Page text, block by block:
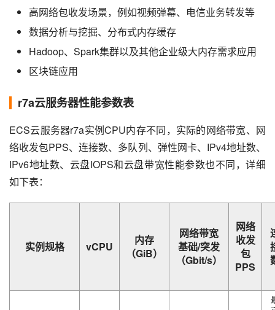
高网络包收发场景，例如视频弹幕、电信业务转发等
数据分析与挖掘、分布式内存缓存
Hadoop、Spark集群以及其他企业级大内存需求应用
区块链应用
r7a云服务器性能参数表
ECS云服务器r7a实例CPU内存不同，实际的网络带宽、网
络收发包PPS、连接数、多队列、弹性网卡、IPv4地址数、
IPv6地址数、云盘IOPS和云盘带宽性能参数也不同，详细
如下表：
实例规格 vCPU
内存
（GiB）
网络带宽
基础/突发
（Gbit/s）
网络
收发
包
PPS